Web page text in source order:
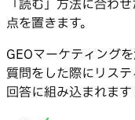
「読む」方法に合わ
点を置きます。
GEOマーケティング
質問をした際にリス
回答に組み込まれます